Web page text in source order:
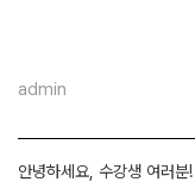
admin
안녕하세요, 수강생 여러분!